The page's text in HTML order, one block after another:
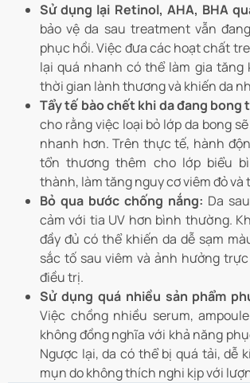
Sử dụng lại Retinol, AHA, BHA
bảo vệ da sau treatment vẫn
phục hồi. Việc đưa các hoạt chất
lại quá nhanh có thể làm gia tăng
thời gian lành thương và khiến da
Tẩy tế bào chết khi da đang bong
cho rằng việc loại bỏ lớp da bong
nhanh hơn. Trên thực tế, hành
tổn thương thêm cho lớp biểu
thành, làm tăng nguy cơ viêm đỏ và
Bỏ qua bước chống nắng: Da
cảm với tia UV hơn bình thường.
đầy đủ có thể khiến da dễ sạm
sắc tố sau viêm và ảnh hưởng
điều trị.
Sử dụng quá nhiều sản phẩm
Việc chồng nhiều serum,
không đồng nghĩa với khả năng
Ngược lại, da có thể bị quá tải, dễ
mụn do không thích nghi kịp với